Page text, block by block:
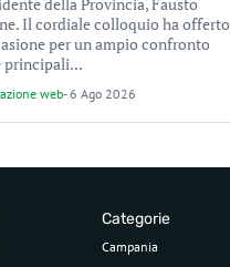
Il cordiale colloquio ha offerto
per un ampio confronto
principali...
web-6 Ago 2026
Categorie
Campania